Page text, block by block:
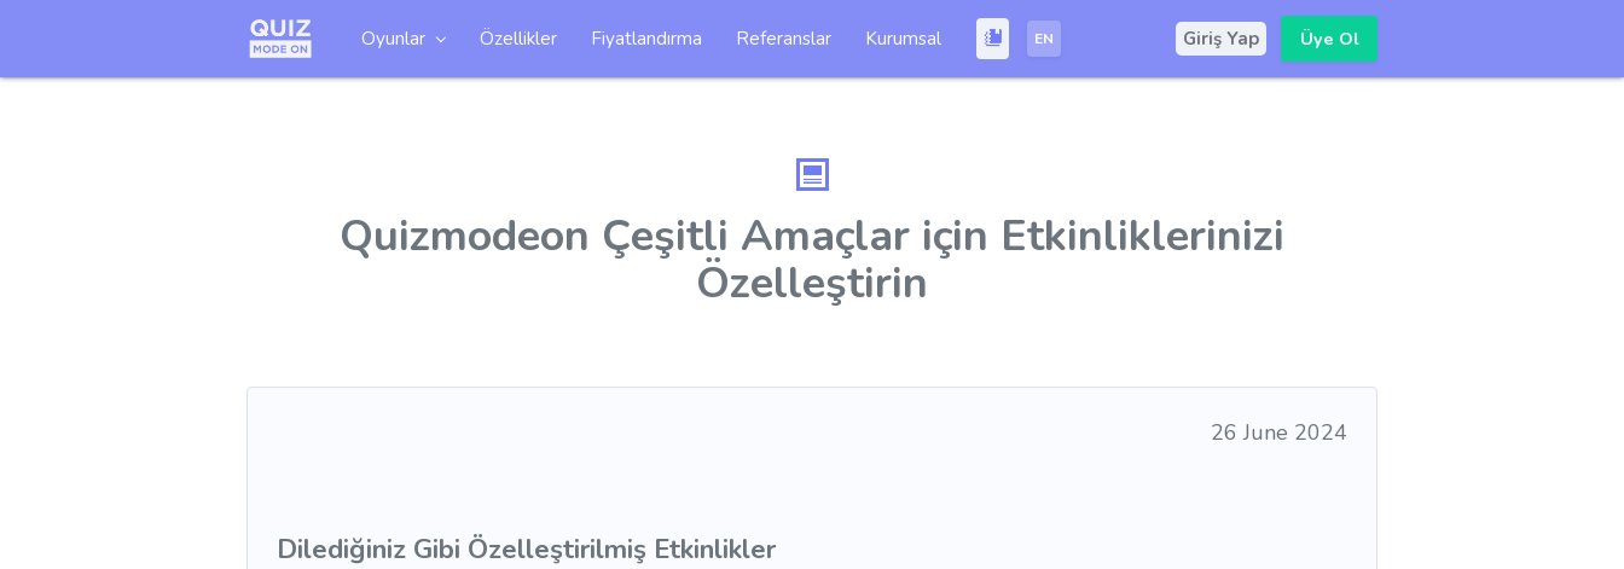
Oyunlar Özellikler Fiyatlandırma Referanslar Kurumsal EN Giriş Yap Üye Ol
Quizmodeon Çeşitli Amaçlar için Etkinliklerinizi
Özelleştirin
26 June 2024
Dilediğiniz Gibi Özelleştirilmiş Etkinlikler